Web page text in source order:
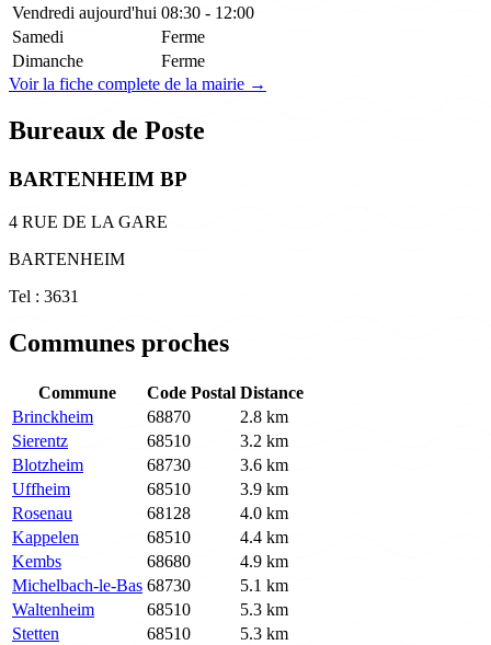
Vendredi aujourd'hui 08:30 - 12:00
Samedi
Ferme
Dimanche
Ferme
Voir la fiche complete de la mairie →
Bureaux de Poste
BARTENHEIM BP
4 RUE DE LA GARE
BARTENHEIM
Tel : 3631
Communes proches
Commune Code Postal Distance
Brinckheim
68870
2.8 km
Sierentz
68510
3.2 km
Blotzheim
68730
3.6 km
Uffheim
68510
3.9 km
Rosenau
68128
4.0 km
Kappelen
68510
4.4 km
Kembs
68680
4.9 km
Michelbach-le-Bas 68730
5.1 km
Waltenheim
68510
5.3 km
Stetten
68510 5.3 km